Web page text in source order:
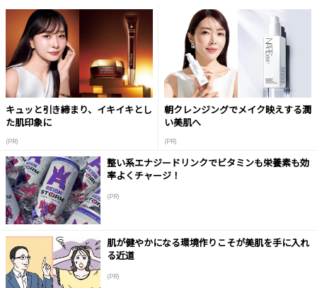
キュッと引き締まり、イキイキとし
た肌印象に
(PR)
朝クレンジングでメイク映えする潤
い美肌へ
(PR)
整い系エナジードリンクでビタミンも栄養素も効
率よくチャージ！
(PR)
肌が健やかになる環境作りこそが美肌を手に入れ
る近道
(PR)